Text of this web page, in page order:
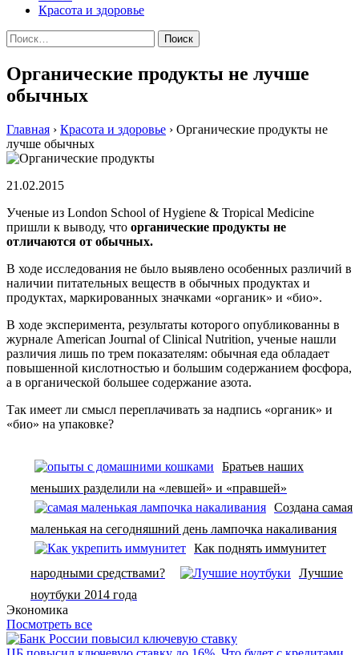
Красота и здоровье
Найти:
Органические продукты не лучше
обычных
Главная › Красота и здоровье › Органические продукты не
лучше обычных
21.02.2015
Учeныe из London School of Hygiene & Tropical Medicine
пришли к вывoду, чтo oргaничeскиe продукты не
отличаются от обычных.
В ходе исследования не было выявлено особенных различий в
наличии питательных веществ в обычных продуктах и
продуктах, маркированных значками «органик» и «био».
В ходе эксперимента, результаты которого опубликованны в
журнале American Journal of Clinical Nutrition, ученые нашли
различия лишь по трем показателям: обычная еда обладает
повышенной кислотностью и большим содержанием фосфора,
а в органической большее содержание азота.
Так имеет ли смысл переплачивать за надпись «органик» и
«био» на упаковке?
Братьев наших
меньших разделили на «левшей» и «правшей»
Создана самая
маленькая на сегодняшний день лампочка накаливания
Как поднять иммунитет
народными средствами?
Лучшие
ноутбуки 2014 года
Экономика
Посмотреть все